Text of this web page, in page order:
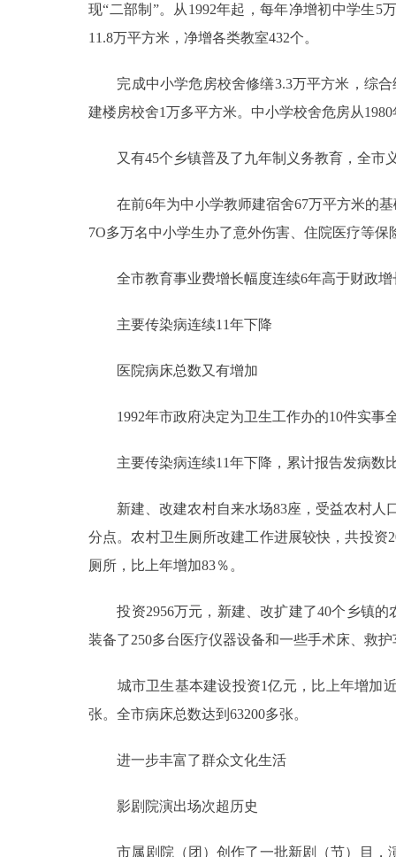
现“二部制”。从1992年起，每年净增初中学生5
11.8万平方米，净增各类教室432个。
完成中小学危房校舍修缮3.3万平方米，综合
建楼房校舍1万多平方米。中小学校舍危房从
又有45个乡镇普及了九年制义务教育，全市
在前6年为中小学教师建宿舍67万平方米的基
7O多万名中小学生办了意外伤害、住院医疗等保
全市教育事业费增长幅度连续6年高于财政增
主要传染病连续11年下降
医院病床总数又有增加
1992年市政府决定为卫生工作办的10件实事
主要传染病连续11年下降，累计报告发病数
新建、改建农村自来水场83座，受益农村人口
分点。农村卫生厕所改建工作进展较快，共投资
厕所，比上年增加83％。
投资2956万元，新建、改扩建了40个乡镇的
装备了250多台医疗仪器设备和一些手术床、救护
城市卫生基本建设投资1亿元，比上年增加近
张。全市病床总数达到63200多张。
进一步丰富了群众文化生活
影剧院演出场次超历史
市属剧院（团）创作了一批新剧（节）目，演